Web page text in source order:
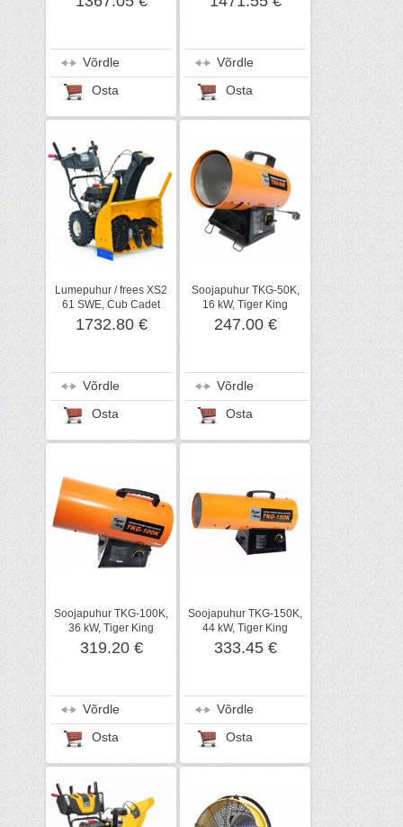
Võrdle
Osta
Võrdle
Osta
Lumepuhur / frees XS2
61 SWE, Cub Cadet
1732.80 €
Võrdle
Osta
Soojapuhur TKG-50K,
16 kW, Tiger King
247.00 €
Võrdle
Osta
Soojapuhur TKG-100K,
36 kW, Tiger King
319.20 €
Võrdle
Osta
Soojapuhur TKG-150K,
44 kW, Tiger King
333.45 €
Võrdle
Osta